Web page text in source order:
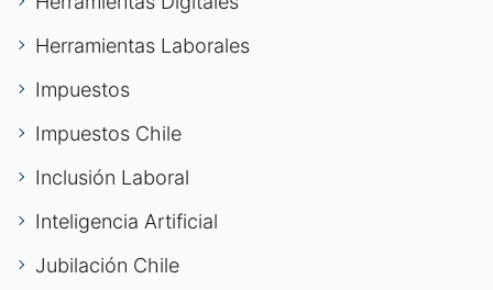
Herramientas Laborales
Impuestos
Impuestos Chile
Inclusión Laboral
Inteligencia Artificial
Jubilación Chile